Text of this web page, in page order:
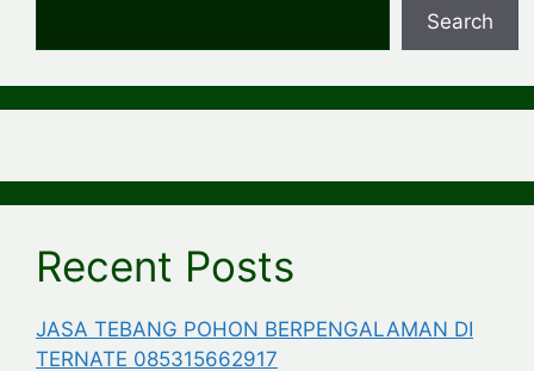
Search
Recent Posts
JASA TEBANG POHON BERPENGALAMAN DI
TERNATE 085315662917